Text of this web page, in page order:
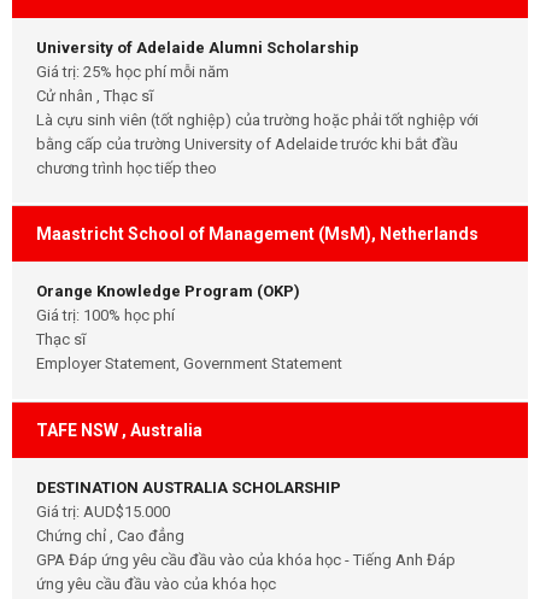
University of Adelaide Alumni Scholarship
Giá trị: 25% học phí mỗi năm
Cử nhân , Thạc sĩ
Là cựu sinh viên (tốt nghiệp) của trường hoặc phải tốt nghiệp với
bằng cấp của trường University of Adelaide trước khi bắt đầu
chương trình học tiếp theo
Maastricht School of Management (MsM), Netherlands
Orange Knowledge Program (OKP)
Giá trị: 100% học phí
Thạc sĩ
Employer Statement, Government Statement
TAFE NSW , Australia
DESTINATION AUSTRALIA SCHOLARSHIP
Giá trị: AUD$15.000
Chứng chỉ , Cao đẳng
GPA Đáp ứng yêu cầu đầu vào của khóa học - Tiếng Anh Đáp
ứng yêu cầu đầu vào của khóa học